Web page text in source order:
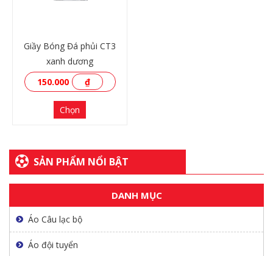
XEM THÊM
Giầy Bóng Đá phủi CT3
xanh dương
150.000
₫
Chọn
SẢN PHẨM NỔI BẬT
DANH MỤC
Áo Câu lạc bộ
Áo đội tuyển